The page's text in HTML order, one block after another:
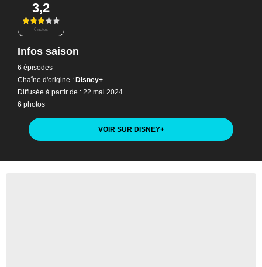
3,2
6 notes
Infos saison
6 épisodes
Chaîne d'origine : Disney+
Diffusée à partir de : 22 mai 2024
6 photos
VOIR SUR DISNEY+